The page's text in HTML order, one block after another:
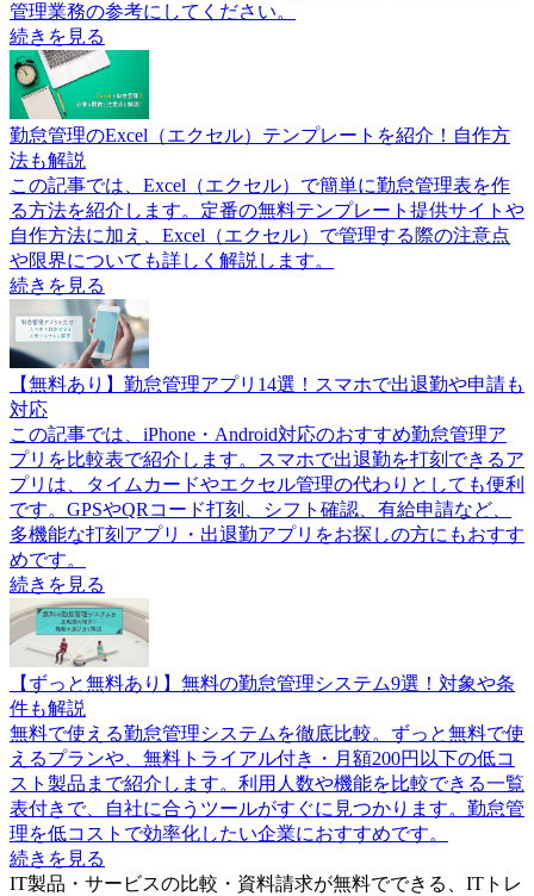
管理業務の参考にしてください。
続きを見る
勤怠管理のExcel（エクセル）テンプレートを紹介！自作方
法も解説
この記事では、Excel（エクセル）で簡単に勤怠管理表を作
る方法を紹介します。定番の無料テンプレート提供サイトや
自作方法に加え、Excel（エクセル）で管理する際の注意点
や限界についても詳しく解説します。
続きを見る
【無料あり】勤怠管理アプリ14選！スマホで出退勤や申請も
対応
この記事では、iPhone・Android対応のおすすめ勤怠管理ア
プリを比較表で紹介します。スマホで出退勤を打刻できるア
プリは、タイムカードやエクセル管理の代わりとしても便利
です。GPSやQRコード打刻、シフト確認、有給申請など、
多機能な打刻アプリ・出退勤アプリをお探しの方にもおすす
めです。
続きを見る
【ずっと無料あり】無料の勤怠管理システム9選！対象や条
件も解説
無料で使える勤怠管理システムを徹底比較。ずっと無料で使
えるプランや、無料トライアル付き・月額200円以下の低コ
スト製品まで紹介します。利用人数や機能を比較できる一覧
表付きで、自社に合うツールがすぐに見つかります。勤怠管
理を低コストで効率化したい企業におすすめです。
続きを見る
IT製品・サービスの比較・資料請求が無料でできる、ITトレ